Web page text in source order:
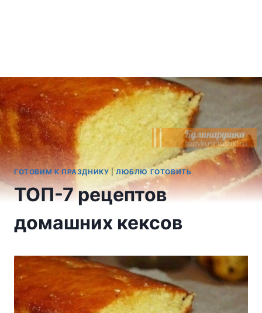
ГОТОВИМ К ПРАЗДНИКУ |ЛЮБЛЮ ГОТОВИТЬ
ТОП-7 рецептов
домашних кексов